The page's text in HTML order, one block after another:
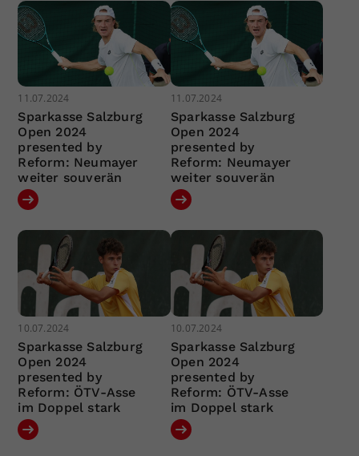
11.07.2024
Sparkasse Salzburg
Open 2024
presented by
Reform: Neumayer
weiter souverän
11.07.2024
Sparkasse Salzburg
Open 2024
presented by
Reform: Neumayer
weiter souverän
10.07.2024
Sparkasse Salzburg
Open 2024
presented by
Reform: ÖTV-Asse
im Doppel stark
10.07.2024
Sparkasse Salzburg
Open 2024
presented by
Reform: ÖTV-Asse
im Doppel stark